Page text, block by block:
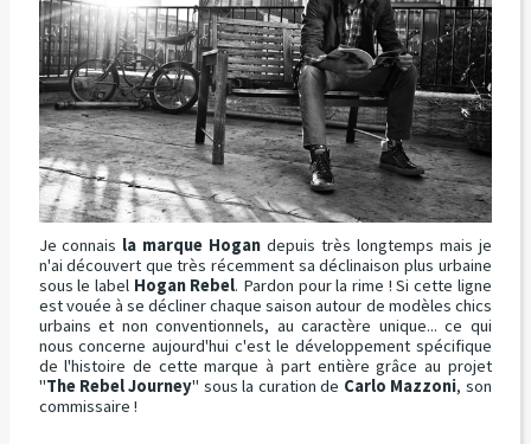
Je connais la marque Hogan depuis très longtemps mais je
n'ai découvert que très récemment sa déclinaison plus urbaine
sous le label Hogan Rebel. Pardon pour la rime ! Si cette ligne
est vouée à se décliner chaque saison autour de modèles chics
urbains et non conventionnels, au caractère unique... ce qui
nous concerne aujourd'hui c'est le développement spécifique
de l'histoire de cette marque à part entière grâce au projet
"The Rebel Journey" sous la curation de Carlo Mazzoni, son
commissaire !